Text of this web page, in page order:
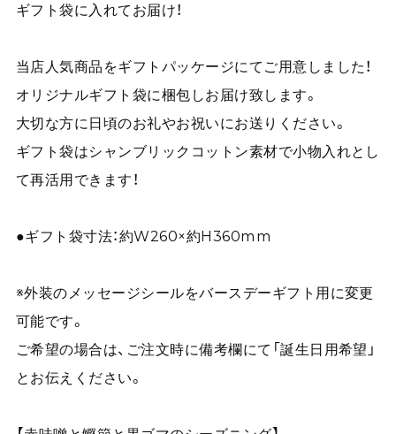
ギフト袋に入れてお届け！
当店人気商品をギフトパッケージにてご用意しました！
オリジナルギフト袋に梱包しお届け致します。
大切な方に日頃のお礼やお祝いにお送りください。
ギフト袋はシャンブリックコットン素材で小物入れとし
て再活用できます！
●ギフト袋寸法：約W260×約H360mm
※外装のメッセージシールをバースデーギフト用に変更
可能です。
ご希望の場合は、ご注文時に備考欄にて「誕生日用希望」
とお伝えください。